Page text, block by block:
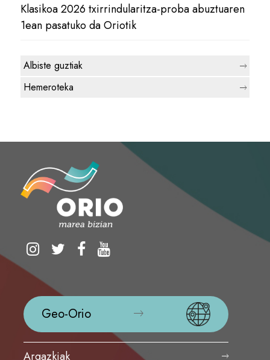
Klasikoa 2026 txirrindularitza-proba abuztuaren
1ean pasatuko da Oriotik
Albiste guztiak
Hemeroteka
Geo-Orio
Argazkiak